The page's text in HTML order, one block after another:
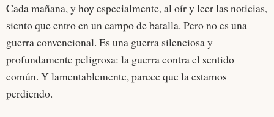
Cada mañana, y hoy especialmente, al oír y leer las noticias,
siento que entro en un campo de batalla. Pero no es una
guerra convencional. Es una guerra silenciosa y
profundamente peligrosa: la guerra contra el sentido
común. Y lamentablemente, parece que la estamos
perdiendo.